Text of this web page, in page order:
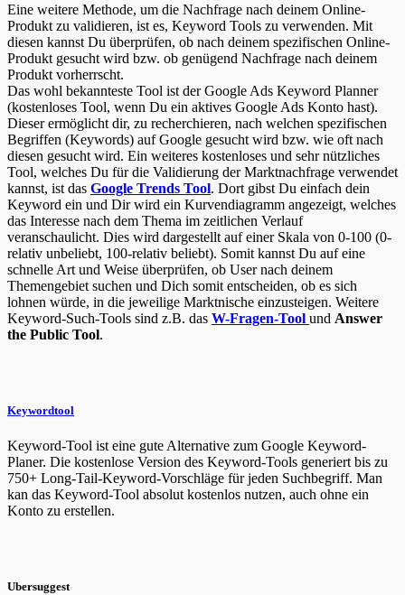
Eine weitere Methode, um die Nachfrage nach deinem Online-
Produkt zu validieren, ist es, Keyword Tools zu verwenden. Mit
diesen kannst Du überprüfen, ob nach deinem spezifischen Online-
Produkt gesucht wird bzw. ob genügend Nachfrage nach deinem
Produkt vorherrscht.
Das wohl bekannteste Tool ist der Google Ads Keyword Planner
(kostenloses Tool, wenn Du ein aktives Google Ads Konto hast).
Dieser ermöglicht dir, zu recherchieren, nach welchen spezifischen
Begriffen (Keywords) auf Google gesucht wird bzw. wie oft nach
diesen gesucht wird. Ein weiteres kostenloses und sehr nützliches
Tool, welches Du für die Validierung der Marktnachfrage verwendet
kannst, ist das Google Trends Tool. Dort gibst Du einfach dein
Keyword ein und Dir wird ein Kurvendiagramm angezeigt, welches
das Interesse nach dem Thema im zeitlichen Verlauf
veranschaulicht. Dies wird dargestellt auf einer Skala von 0-100 (0-
relativ unbeliebt, 100-relativ beliebt). Somit kannst Du auf eine
schnelle Art und Weise überprüfen, ob User nach deinem
Themengebiet suchen und Dich somit entscheiden, ob es sich
lohnen würde, in die jeweilige Marktnische einzusteigen. Weitere
Keyword-Such-Tools sind z.B. das W-Fragen-Tool und Answer
the Public Tool.
Keywordtool
Keyword-Tool ist eine gute Alternative zum Google Keyword-
Planer. Die kostenlose Version des Keyword-Tools generiert bis zu
750+ Long-Tail-Keyword-Vorschläge für jeden Suchbegriff. Man
kan das Keyword-Tool absolut kostenlos nutzen, auch ohne ein
Konto zu erstellen.
Ubersuggest